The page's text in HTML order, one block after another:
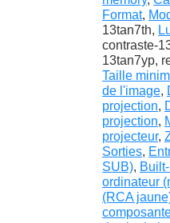
Format,
13tan7th,
contraste-
13tan7yp,
Taille
de l'image,
projection,
projection,
projecteur,
Sorties,
SUB),
ordinateur
(RCA